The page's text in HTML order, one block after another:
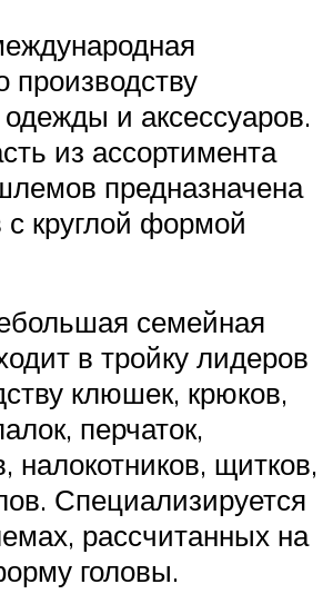
производству
и аксессуаров.
из ассортимента
предназначена
с круглой формой
семейная
в тройку лидеров
клюшек, крюков,
перчаток,
налокотников, щитков,
Специализируется
рассчитанных на
головы.